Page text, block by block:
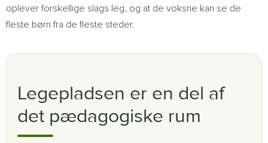
oplever forskellige slags leg, og at de voksne kan se de
fleste børn fra de fleste steder.
Legepladsen er en del af
det pædagogiske rum